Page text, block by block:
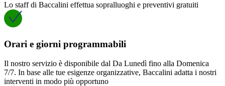
Lo staff di Baccalini effettua sopralluoghi e preventivi gratuiti
Orari e giorni programmabili
Il nostro servizio è disponibile dal Da Lunedì fino alla Domenica
7/7. In base alle tue esigenze organizzative, Baccalini adatta i nostri
interventi in modo più opportuno